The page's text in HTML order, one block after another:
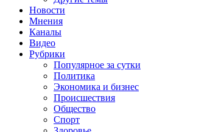
Новости
Мнения
Каналы
Видео
Рубрики
Популярное за сутки
Политика
Экономика и бизнес
Происшествия
Общество
Спорт